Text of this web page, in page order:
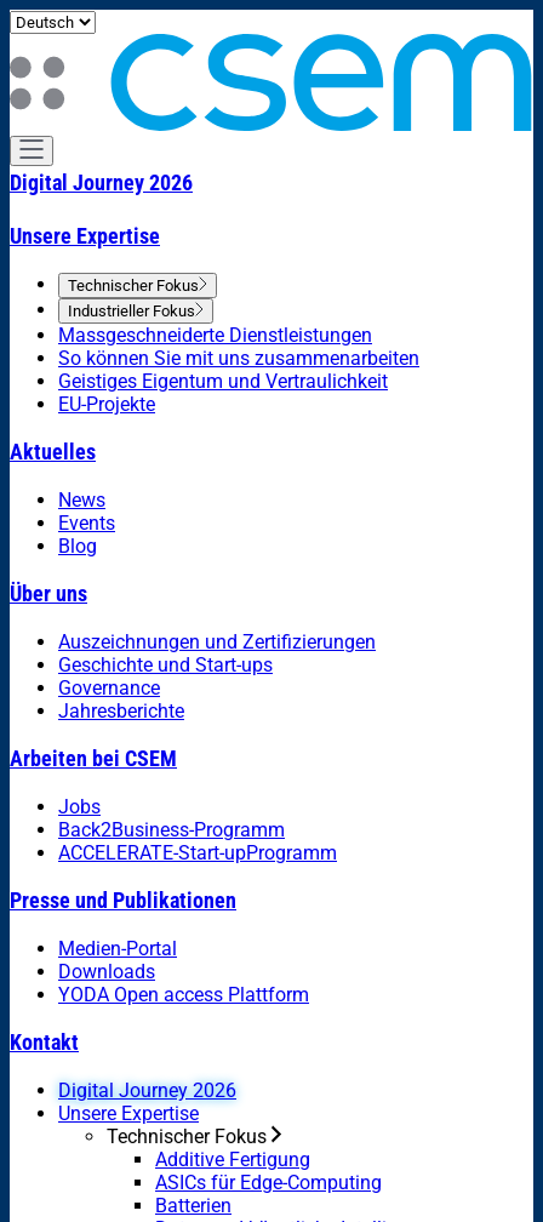
Digital Journey 2026
Unsere Expertise
Technischer Fokus
Industrieller Fokus
Massgeschneiderte Dienstleistungen
So können Sie mit uns zusammenarbeiten
Geistiges Eigentum und Vertraulichkeit
EU-Projekte
Aktuelles
News
Events
Blog
Über uns
Auszeichnungen und Zertifizierungen
Geschichte und Start-ups
Governance
Jahresberichte
Arbeiten bei CSEM
Jobs
Back2Business-Programm
ACCELERATE-Start-upProgramm
Presse und Publikationen
Medien-Portal
Downloads
YODA Open access Plattform
Kontakt
Digital Journey 2026
Unsere Expertise
Technischer Fokus
Additive Fertigung
ASICs für Edge-Computing
Batterien